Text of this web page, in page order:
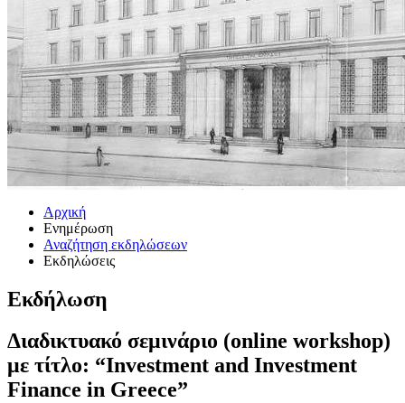
Αρχική
Ενημέρωση
Αναζήτηση εκδηλώσεων
Εκδηλώσεις
Εκδήλωση
Διαδικτυακό σεμινάριο (online workshop)
με τίτλο: “Investment and Investment
Finance in Greece”